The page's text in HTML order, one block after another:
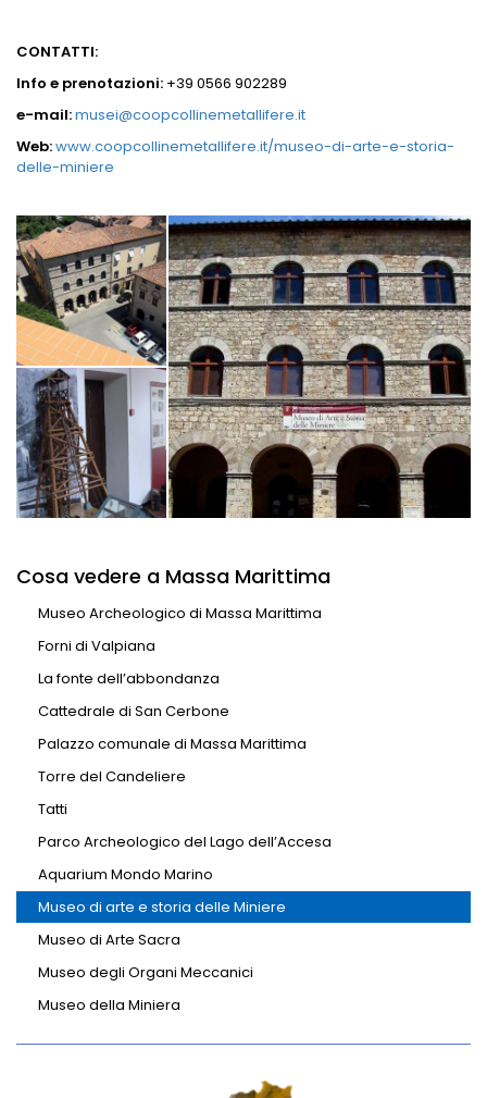
CONTATTI:
Info e prenotazioni: +39 0566 902289
e-mail:musei@coopcollinemetallifere.it
Web:www.coopcollinemetallifere.it/museo-di-arte-e-storia-
delle-miniere
Cosa vedere a Massa Marittima
Museo Archeologico di Massa Marittima
Forni di Valpiana
La fonte dell’abbondanza
Cattedrale di San Cerbone
Palazzo comunale di Massa Marittima
Torre del Candeliere
Tatti
Parco Archeologico del Lago dell’Accesa
Aquarium Mondo Marino
Museo di arte e storia delle Miniere
Museo di Arte Sacra
Museo degli Organi Meccanici
Museo della Miniera